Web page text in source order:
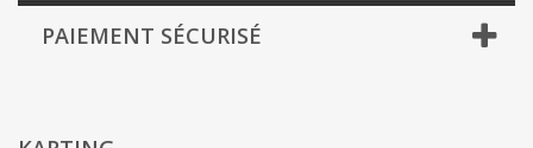
PAIEMENT SÉCURISÉ